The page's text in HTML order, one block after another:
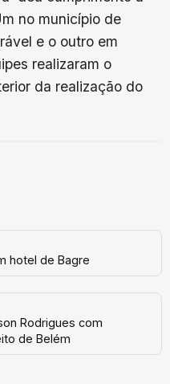
no município de
e o outro em
realizaram o
da realização do
hotel de Bagre
Rodrigues com
de Belém